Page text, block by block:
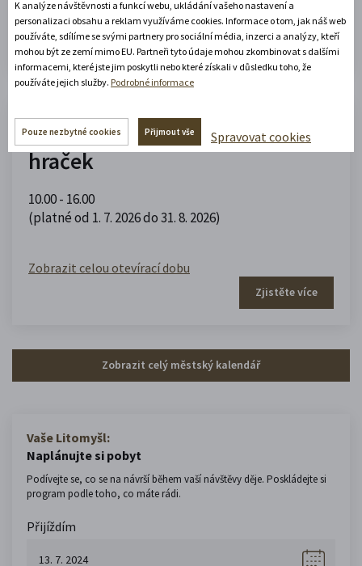
Zobrazit celou otevírací dobu
Zjistěte více
Muzeum domečků, panenek a
hraček
10.00 - 16.00
(platné od 1. 7. 2026 do 31. 8. 2026)
Zobrazit celou otevírací dobu
Zjistěte více
Zobrazit celý městský kalendář
Vaše Litomyšl:
Naplánujte si pobyt
Podívejte se, co se na návrší během vaší návštěvy děje. Poskládejte si
program podle toho, co máte rádi.
Přijíždím
K analýze návštěvnosti a funkcí webu, ukládání vašeho nastavení a
personalizaci obsahu a reklam využíváme cookies. Informace o tom, jak náš web
používáte, sdílíme se svými partnery pro sociální média, inzerci a analýzy, kteří
mohou být ze zemí mimo EU. Partneři tyto údaje mohou zkombinovat s dalšími
informacemi, které jste jim poskytli nebo které získali v důsledku toho, že
používáte jejich služby. Podrobné informace
Pouze nezbytné cookies Přijmout vše Spravovat cookies